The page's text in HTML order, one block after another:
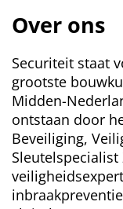
Over ons
Securiteit staat
grootste
Midden-
ontstaan door
Beveiliging,